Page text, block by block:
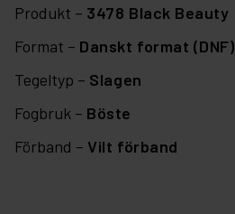
Produkt – 3478 Black Beauty
Format – Danskt format (DNF)
Tegeltyp – Slagen
Fogbruk – Böste
Förband – Vilt förband